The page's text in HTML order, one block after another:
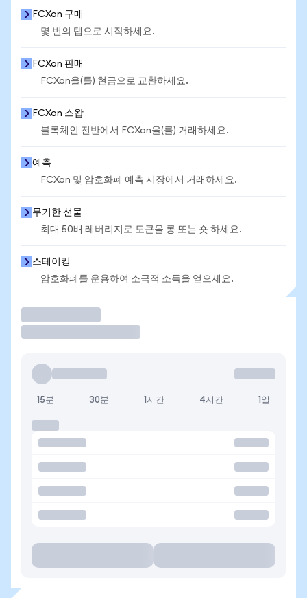
FCXon 구매
몇 번의 탭으로 시작하세요.
FCXon 판매
FCXon을(를) 현금으로 교환하세요.
FCXon 스왑
블록체인 전반에서 FCXon을(를) 거래하세요.
예측
FCXon 및 암호화폐 예측 시장에서 거래하세요.
무기한 선물
최대 50배 레버리지로 토큰을 롱 또는 숏 하세요.
스테이킹
암호화폐를 운용하여 소극적 소득을 얻으세요.
15분 30분 1시간 4시간 1일